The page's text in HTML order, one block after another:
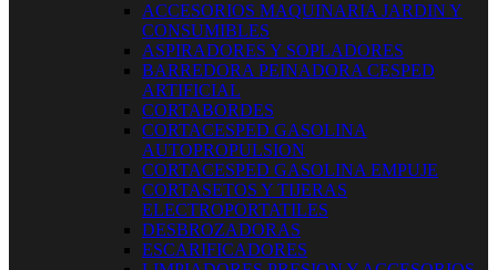
ACCESORIOS MAQUINARIA JARDIN Y
CONSUMIBLES
ASPIRADORES Y SOPLADORES
BARREDORA PEINADORA CESPED
ARTIFICIAL
CORTABORDES
CORTACESPED GASOLINA
AUTOPROPULSION
CORTACESPED GASOLINA EMPUJE
CORTASETOS Y TIJERAS
ELECTROPORTATILES
DESBROZADORAS
ESCARIFICADORES